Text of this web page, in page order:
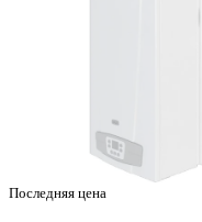
Последняя цена